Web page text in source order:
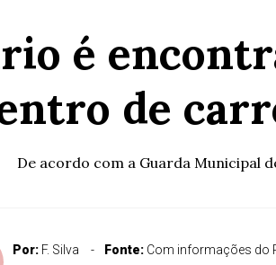
é
de
De acordo com a Guarda Municipal
Por: F. Silva Fonte: Com informações do